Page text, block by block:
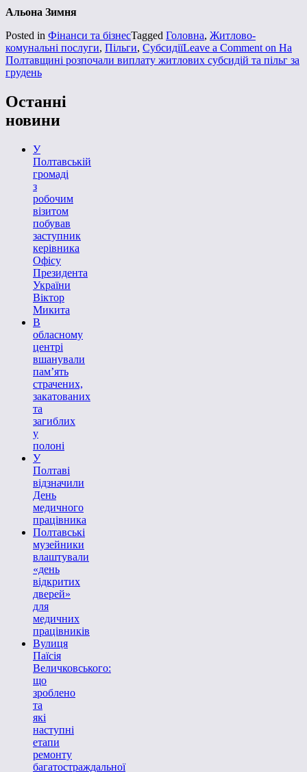
Альона Зимня
Posted in Фінанси та бізнесTagged Головна, Житлово-
комунальні послуги, Пільги, СубсидіїLeave a Comment on На
Полтавщині розпочали виплату житлових субсидій та пільг за
грудень
Останні
новини
У
Полтавській
громаді
з
робочим
візитом
побував
заступник
керівника
Офісу
Президента
України
Віктор
Микита
В
обласному
центрі
вшанували
пам’ять
страчених,
закатованих
та
загиблих
у
полоні
У
Полтаві
відзначили
День
медичного
працівника
Полтавські
музейники
влаштували
«день
відкритих
дверей»
для
медичних
працівників
Вулиця
Паїсія
Величковського:
що
зроблено
та
які
наступні
етапи
ремонту
багатостраждальної